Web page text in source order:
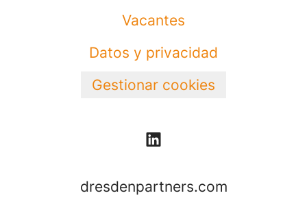
Vacantes
Datos y privacidad
Gestionar cookies
dresdenpartners.com